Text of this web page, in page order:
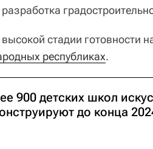
стадии готовности
республиках.
900 детских школ
до конца